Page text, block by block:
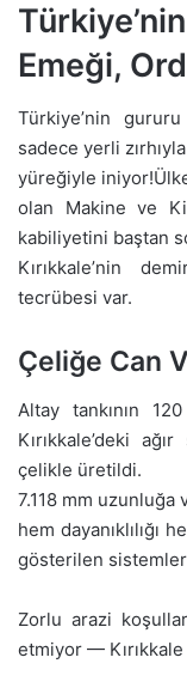
Emeği,
Türkiye’nin
sadece yerli
yüreğiyle
olan Makine ve
kabiliyetini baştan
Kırıkkale’nin
tecrübesi var.
Çeliğe Can
Altay tankının
Kırıkkale’deki
çelikle üretildi.
7.118 mm uzunluğa
hem dayanıklılığı
gösterilen sistemler
Zorlu arazi
etmiyor —